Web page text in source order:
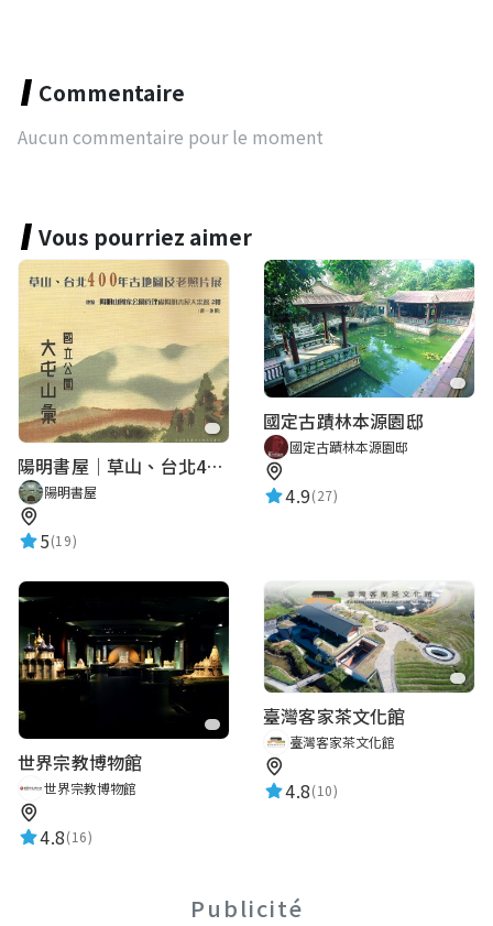
Commentaire
Aucun commentaire pour le moment
Vous pourriez aimer
陽明書屋｜草山、台北400年古地圖老照片展｜智慧導覽
陽明書屋
5(19)
國定古蹟林本源園邸
國定古蹟林本源園邸
4.9(27)
世界宗教博物館
世界宗教博物館
4.8(16)
臺灣客家茶文化館
臺灣客家茶文化館
4.8(10)
Publicité